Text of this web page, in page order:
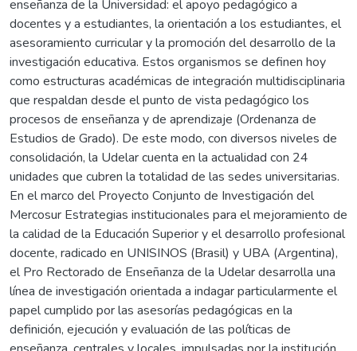
enseñanza de la Universidad: el apoyo pedagógico a
docentes y a estudiantes, la orientación a los estudiantes, el
asesoramiento curricular y la promoción del desarrollo de la
investigación educativa. Estos organismos se definen hoy
como estructuras académicas de integración multidisciplinaria
que respaldan desde el punto de vista pedagógico los
procesos de enseñanza y de aprendizaje (Ordenanza de
Estudios de Grado). De este modo, con diversos niveles de
consolidación, la Udelar cuenta en la actualidad con 24
unidades que cubren la totalidad de las sedes universitarias.
En el marco del Proyecto Conjunto de Investigación del
Mercosur Estrategias institucionales para el mejoramiento de
la calidad de la Educación Superior y el desarrollo profesional
docente, radicado en UNISINOS (Brasil) y UBA (Argentina),
el Pro Rectorado de Enseñanza de la Udelar desarrolla una
línea de investigación orientada a indagar particularmente el
papel cumplido por las asesorías pedagógicas en la
definición, ejecución y evaluación de las políticas de